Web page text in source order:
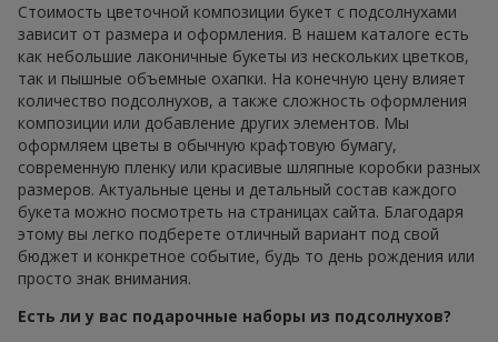
Стоимость цветочной композиции букет с подсолнухами
зависит от размера и оформления. В нашем каталоге есть
как небольшие лаконичные букеты из нескольких цветков,
так и пышные объемные охапки. На конечную цену влияет
количество подсолнухов, а также сложность оформления
композиции или добавление других элементов. Мы
оформляем цветы в обычную крафтовую бумагу,
современную пленку или красивые шляпные коробки разных
размеров. Актуальные цены и детальный состав каждого
букета можно посмотреть на страницах сайта. Благодаря
этому вы легко подберете отличный вариант под свой
бюджет и конкретное событие, будь то день рождения или
просто знак внимания.
Есть ли у вас подарочные наборы из подсолнухов?